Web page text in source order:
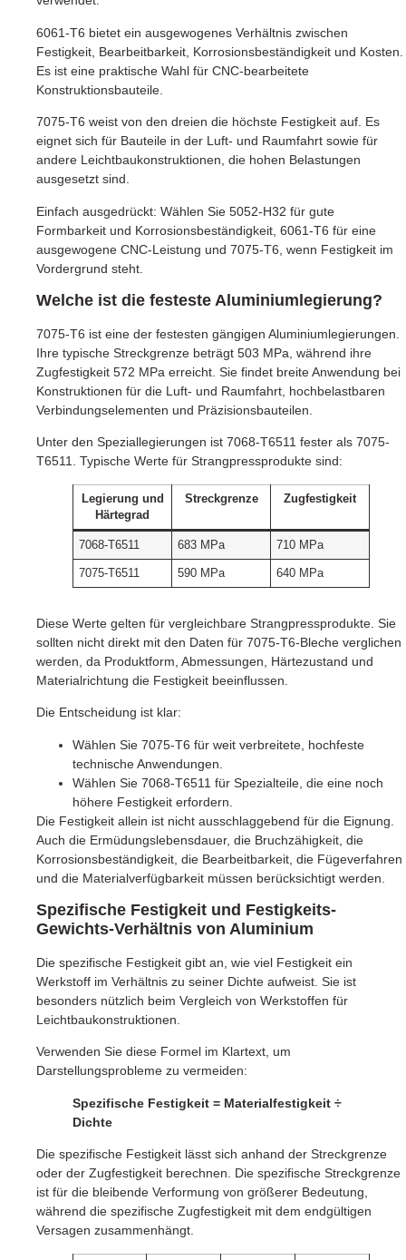
6061-T6 bietet ein ausgewogenes Verhältnis zwischen
Festigkeit, Bearbeitbarkeit, Korrosionsbeständigkeit und Kosten.
Es ist eine praktische Wahl für CNC-bearbeitete
Konstruktionsbauteile.
7075-T6 weist von den dreien die höchste Festigkeit auf. Es
eignet sich für Bauteile in der Luft- und Raumfahrt sowie für
andere Leichtbaukonstruktionen, die hohen Belastungen
ausgesetzt sind.
Einfach ausgedrückt: Wählen Sie 5052-H32 für gute
Formbarkeit und Korrosionsbeständigkeit, 6061-T6 für eine
ausgewogene CNC-Leistung und 7075-T6, wenn Festigkeit im
Vordergrund steht.
Welche ist die festeste Aluminiumlegierung?
7075-T6 ist eine der festesten gängigen Aluminiumlegierungen.
Ihre typische Streckgrenze beträgt 503 MPa, während ihre
Zugfestigkeit 572 MPa erreicht. Sie findet breite Anwendung bei
Konstruktionen für die Luft- und Raumfahrt, hochbelastbaren
Verbindungselementen und Präzisionsbauteilen.
Unter den Speziallegierungen ist 7068-T6511 fester als 7075-
T6511. Typische Werte für Strangpressprodukte sind:
Legierung und
Härtegrad
Streckgrenze Zugfestigkeit
7068-T6511 683 MPa 710 MPa
7075-T6511 590 MPa 640 MPa
Diese Werte gelten für vergleichbare Strangpressprodukte. Sie
sollten nicht direkt mit den Daten für 7075-T6-Bleche verglichen
werden, da Produktform, Abmessungen, Härtezustand und
Materialrichtung die Festigkeit beeinflussen.
Die Entscheidung ist klar:
Wählen Sie 7075-T6 für weit verbreitete, hochfeste
technische Anwendungen.
Wählen Sie 7068-T6511 für Spezialteile, die eine noch
höhere Festigkeit erfordern.
Die Festigkeit allein ist nicht ausschlaggebend für die Eignung.
Auch die Ermüdungslebensdauer, die Bruchzähigkeit, die
Korrosionsbeständigkeit, die Bearbeitbarkeit, die Fügeverfahren
und die Materialverfügbarkeit müssen berücksichtigt werden.
Spezifische Festigkeit und Festigkeits-
Gewichts-Verhältnis von Aluminium
Die spezifische Festigkeit gibt an, wie viel Festigkeit ein
Werkstoff im Verhältnis zu seiner Dichte aufweist. Sie ist
besonders nützlich beim Vergleich von Werkstoffen für
Leichtbaukonstruktionen.
Verwenden Sie diese Formel im Klartext, um
Darstellungsprobleme zu vermeiden:
Spezifische Festigkeit = Materialfestigkeit ÷
Dichte
Die spezifische Festigkeit lässt sich anhand der Streckgrenze
oder der Zugfestigkeit berechnen. Die spezifische Streckgrenze
ist für die bleibende Verformung von größerer Bedeutung,
während die spezifische Zugfestigkeit mit dem endgültigen
Versagen zusammenhängt.